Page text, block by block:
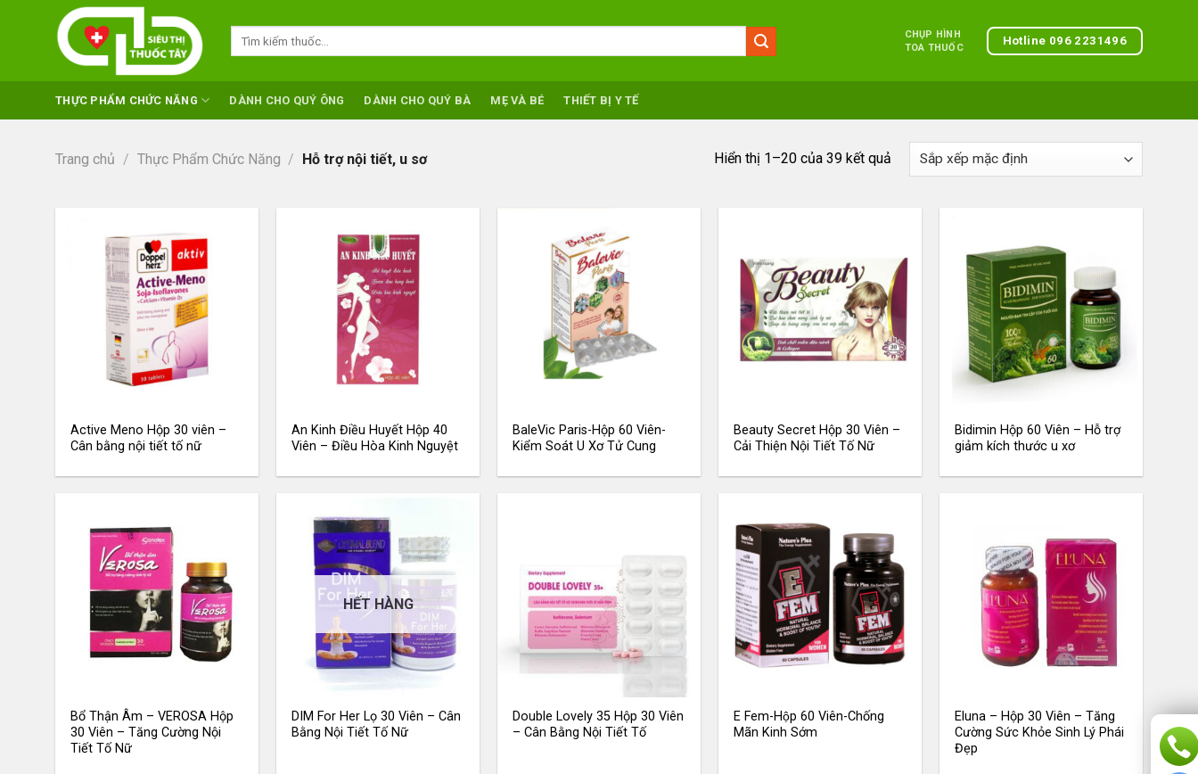
CHỤP HÌNH
TOA THUỐC
Hotline 096 2231496
THỰC PHẨM CHỨC NĂNG DÀNH CHO QUÝ ÔNG DÀNH CHO QUÝ BÀ MẸ VÀ BÉ THIẾT BỊ Y TẾ
Trang chủ / Thực Phẩm Chức Năng / Hỗ trợ nội tiết, u sơ Hiển thị 1–20 của 39 kết quả
Active Meno Hộp 30 viên –
Cân bằng nội tiết tố nữ
An Kinh Điều Huyết Hộp 40
Viên – Điều Hòa Kinh Nguyệt
BaleVic Paris-Hộp 60 Viên-
Kiểm Soát U Xơ Tử Cung
Beauty Secret Hộp 30 Viên –
Cải Thiện Nội Tiết Tố Nữ
Bidimin Hộp 60 Viên – Hỗ trợ
giảm kích thước u xơ
Bổ Thận Âm – VEROSA Hộp
30 Viên – Tăng Cường Nội
Tiết Tố Nữ
HẾT HÀNG
DIM For Her Lọ 30 Viên – Cân
Bằng Nội Tiết Tố Nữ
Double Lovely 35 Hộp 30 Viên
– Cân Bằng Nội Tiết Tố
E Fem-Hộp 60 Viên-Chống
Mãn Kinh Sớm
Eluna – Hộp 30 Viên – Tăng
Cường Sức Khỏe Sinh Lý Phái
Đẹp